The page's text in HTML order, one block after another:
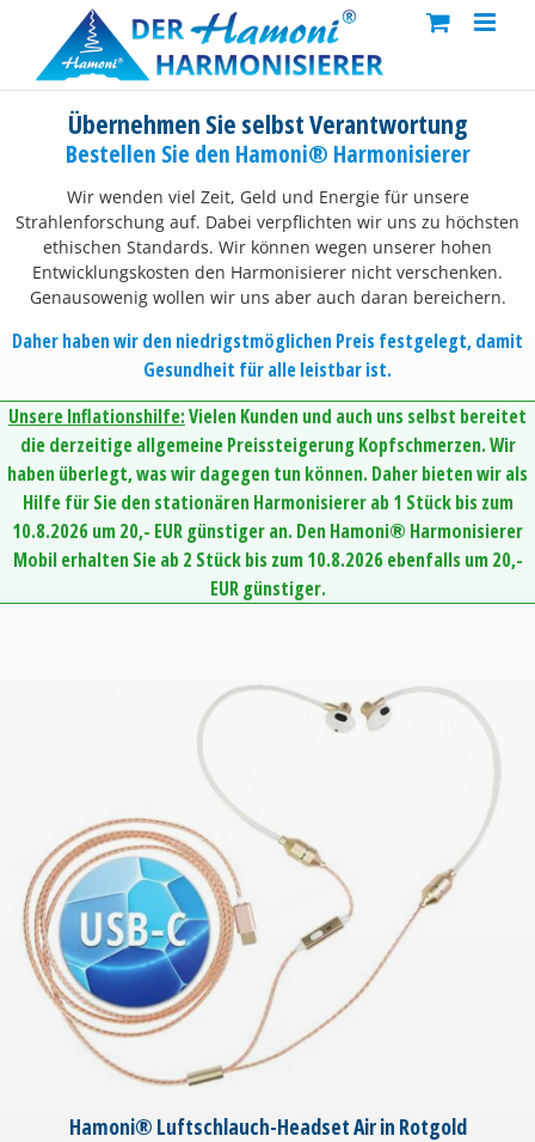
content
Übernehmen Sie selbst Verantwortung
Bestellen Sie den Hamoni® Harmonisierer
Wir wenden viel Zeit, Geld und Energie für unsere
Strahlenforschung auf. Dabei verpflichten wir uns zu höchsten
ethischen Standards. Wir können wegen unserer hohen
Entwicklungskosten den Harmonisierer nicht verschenken.
Genausowenig wollen wir uns aber auch daran bereichern.
Daher haben wir den niedrigstmöglichen Preis festgelegt, damit
Gesundheit für alle leistbar ist.
Unsere Inflationshilfe:Vielen Kunden und auch uns selbst bereitet
die derzeitige allgemeine Preissteigerung Kopfschmerzen. Wir
haben überlegt, was wir dagegen tun können. Daher bieten wir als
Hilfe für Sie den stationären Harmonisierer ab 1 Stück bis zum
10.8.2026 um 20,- EUR günstiger an. Den Hamoni® Harmonisierer
Mobil erhalten Sie ab 2 Stück bis zum 10.8.2026 ebenfalls um 20,-
EUR günstiger.
Hamoni® Luftschlauch-Headset Air in Rotgold